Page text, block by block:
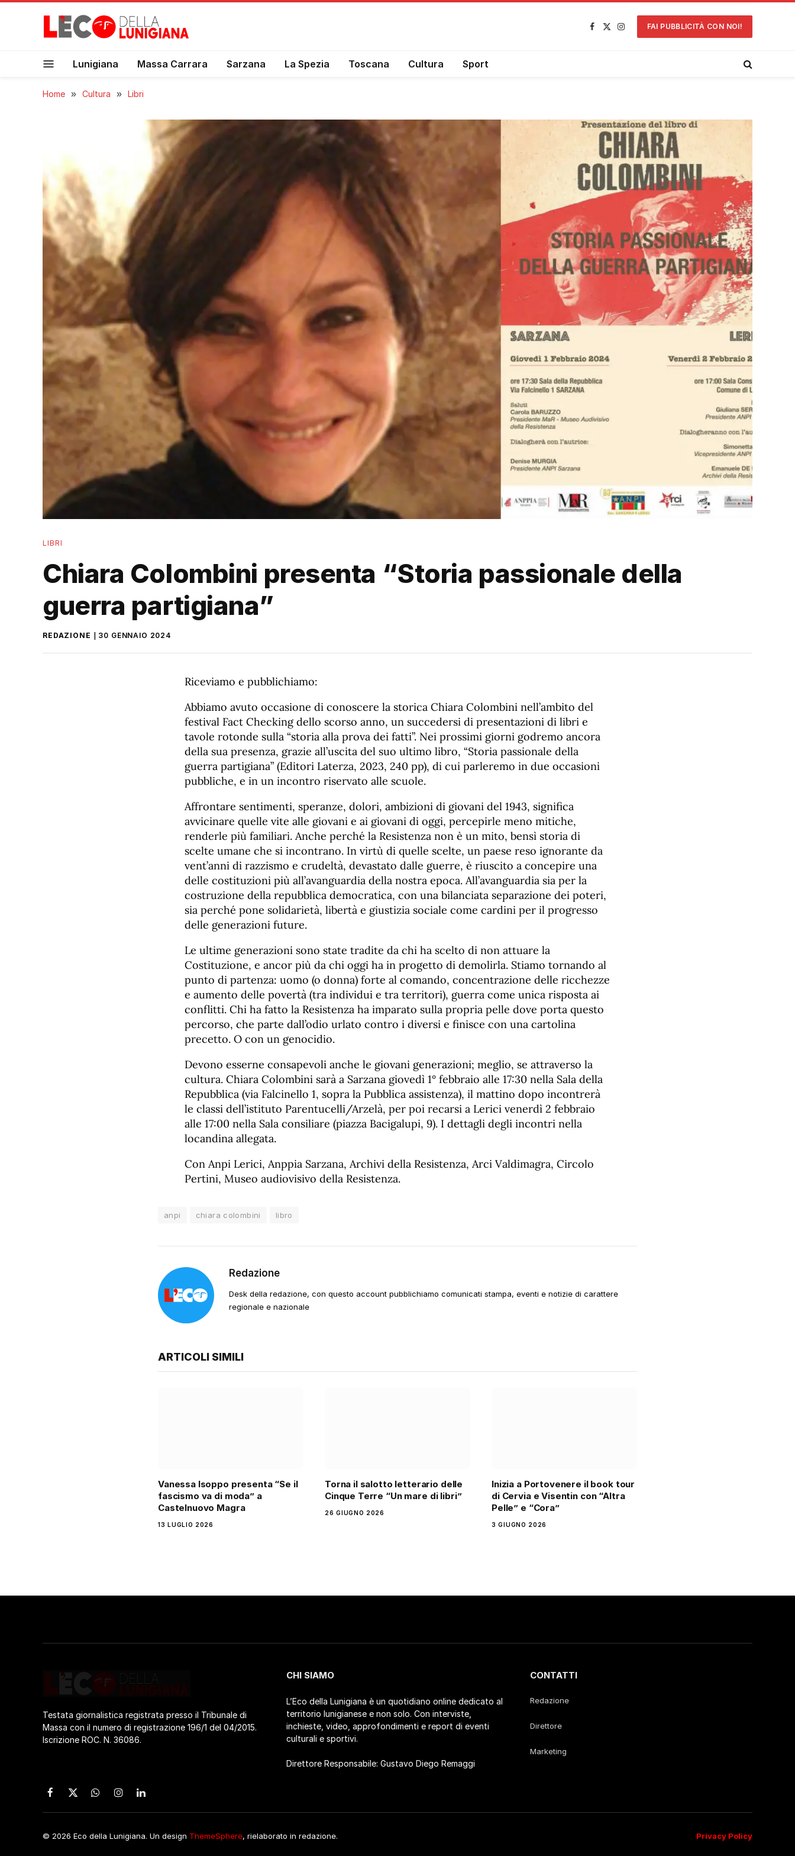
Facebook
X
Instagram
FAI PUBBLICITÀ CON NOI!
Lunigiana Massa Carrara Sarzana La Spezia Toscana Cultura Sport
Home » Cultura » Libri
LIBRI
Chiara Colombini presenta “Storia passionale della
guerra partigiana”
REDAZIONE 30 GENNAIO 2024
Riceviamo e pubblichiamo:
Abbiamo avuto occasione di conoscere la storica Chiara Colombini nell’ambito del
festival Fact Checking dello scorso anno, un succedersi di presentazioni di libri e
tavole rotonde sulla “storia alla prova dei fatti”. Nei prossimi giorni godremo ancora
della sua presenza, grazie all’uscita del suo ultimo libro, “Storia passionale della
guerra partigiana” (Editori Laterza, 2023, 240 pp), di cui parleremo in due occasioni
pubbliche, e in un incontro riservato alle scuole.
Affrontare sentimenti, speranze, dolori, ambizioni di giovani del 1943, significa
avvicinare quelle vite alle giovani e ai giovani di oggi, percepirle meno mitiche,
renderle più familiari. Anche perché la Resistenza non è un mito, bensì storia di
scelte umane che si incontrano. In virtù di quelle scelte, un paese reso ignorante da
vent’anni di razzismo e crudeltà, devastato dalle guerre, è riuscito a concepire una
delle costituzioni più all’avanguardia della nostra epoca. All’avanguardia sia per la
costruzione della repubblica democratica, con una bilanciata separazione dei poteri,
sia perché pone solidarietà, libertà e giustizia sociale come cardini per il progresso
delle generazioni future.
Le ultime generazioni sono state tradite da chi ha scelto di non attuare la
Costituzione, e ancor più da chi oggi ha in progetto di demolirla. Stiamo tornando al
punto di partenza: uomo (o donna) forte al comando, concentrazione delle ricchezze
e aumento delle povertà (tra individui e tra territori), guerra come unica risposta ai
conflitti. Chi ha fatto la Resistenza ha imparato sulla propria pelle dove porta questo
percorso, che parte dall’odio urlato contro i diversi e finisce con una cartolina
precetto. O con un genocidio.
Devono esserne consapevoli anche le giovani generazioni; meglio, se attraverso la
cultura. Chiara Colombini sarà a Sarzana giovedì 1° febbraio alle 17:30 nella Sala della
Repubblica (via Falcinello 1, sopra la Pubblica assistenza), il mattino dopo incontrerà
le classi dell’istituto Parentucelli/Arzelà, per poi recarsi a Lerici venerdì 2 febbraio
alle 17:00 nella Sala consiliare (piazza Bacigalupi, 9). I dettagli degli incontri nella
locandina allegata.
Con Anpi Lerici, Anppia Sarzana, Archivi della Resistenza, Arci Valdimagra, Circolo
Pertini, Museo audiovisivo della Resistenza.
anpi chiara colombini libro
Redazione
Desk della redazione, con questo account pubblichiamo comunicati stampa, eventi e notizie di carattere
regionale e nazionale
ARTICOLI SIMILI
Vanessa Isoppo presenta “Se il
fascismo va di moda” a
Castelnuovo Magra
13 LUGLIO 2026
Torna il salotto letterario delle
Cinque Terre “Un mare di libri”
26 GIUGNO 2026
Inizia a Portovenere il book tour
di Cervia e Visentin con “Altra
Pelle” e “Cora”
3 GIUGNO 2026
Testata giornalistica registrata presso il Tribunale di
Massa con il numero di registrazione 196/1 del 04/2015.
Iscrizione ROC. N. 36086.
CHI SIAMO
L’Eco della Lunigiana è un quotidiano online dedicato al
territorio lunigianese e non solo. Con interviste,
inchieste, video, approfondimenti e report di eventi
culturali e sportivi.
Direttore Responsabile: Gustavo Diego Remaggi
CONTATTI
Redazione
Direttore
Marketing
Facebook
X
(Twitter)
WhatsApp
Instagram
LinkedIn
© 2026 Eco della Lunigiana. Un design ThemeSphere, rielaborato in redazione. Privacy Policy